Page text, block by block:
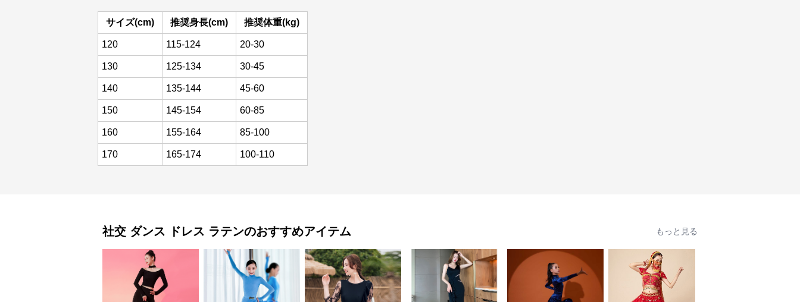
サイズ(cm) 推奨身長(cm) 推奨体重(kg)
120 115-124 20-30
130 125-134 30-45
140 135-144 45-60
150 145-154 60-85
160 155-164 85-100
170 165-174 100-110
社交 ダンス ドレス ラテンのおすすめアイテム もっと見る